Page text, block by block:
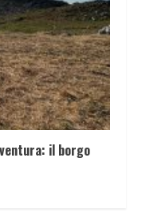
il borgo